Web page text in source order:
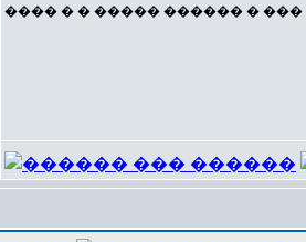
���� � � ����� ������ �